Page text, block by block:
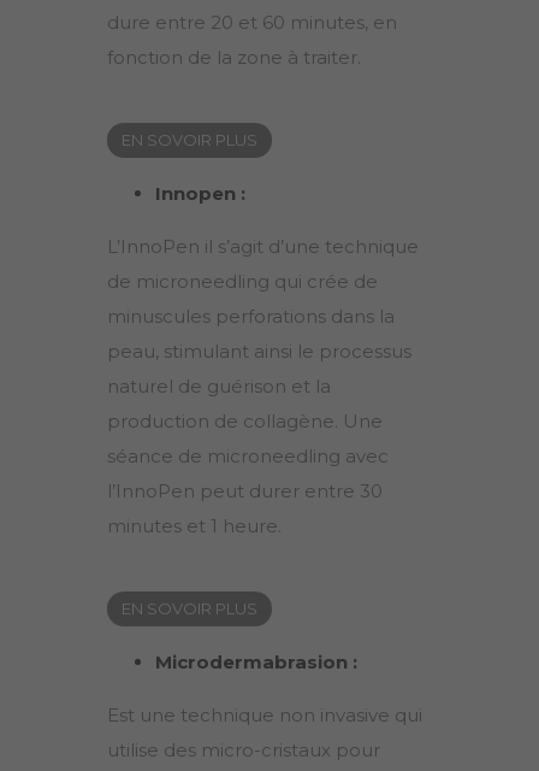
dure entre 20 et 60 minutes, en
fonction de la zone à traiter.
EN SOVOIR PLUS
Innopen :
L’InnoPen il s’agit d’une technique
de microneedling qui crée de
minuscules perforations dans la
peau, stimulant ainsi le processus
naturel de guérison et la
production de collagène. Une
séance de microneedling avec
l’InnoPen peut durer entre 30
minutes et 1 heure.
EN SOVOIR PLUS
Microdermabrasion :
Est une technique non invasive qui
utilise des micro-cristaux pour